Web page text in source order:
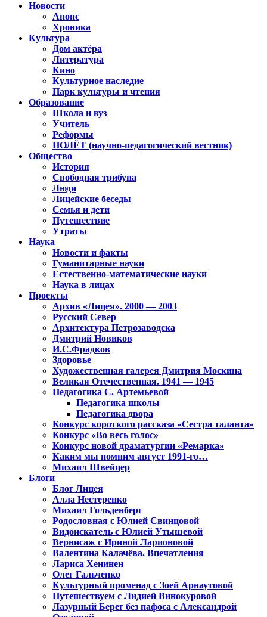
Новости
Анонс
Хроника
Культура
Дом актёра
Литература
Кино
Культурное наследие
Парк культуры и чтения
Образование
Школа и вуз
Учитель
Реформы
ПОЛЁТ (научно-педагогический вестник)
Общество
История
Свободная трибуна
Люди
Лицейские беседы
Семья и дети
Путешествие
Утраты
Наука
Новости и факты
Гуманитарные науки
Естественно-математические науки
Наука в лицах
Проекты
Архив «Лицея». 2000 — 2003
Русский Север
Архитектура Петрозаводска
Дмитрий Новиков
И.С.Фрадков
Здоровье
Художественная галерея Дмитрия Москина
Великая Отечественная. 1941 — 1945
Педагогика С. Артемьевой
Педагогика школы
Педагогика двора
Конкурс короткого рассказа «Сестра таланта»
Конкурс «Во весь голос»
Конкурс новой драматургии «Ремарка»
Каким мы помним август 1991-го…
Михаил Швейцер
Блоги
Блог Лицея
Алла Нестеренко
Михаил Гольденберг
Родословная с Юлией Свинцовой
Видоискатель с Юлией Утышевой
Вернисаж с Ириной Ларионовой
Валентина Калачёва. Впечатления
Лариса Хенинен
Олег Гальченко
Культурный променад с Зоей Арнаутовой
Путешествуем с Лидией Винокуровой
Лазурный Берег без пафоса с Александрой